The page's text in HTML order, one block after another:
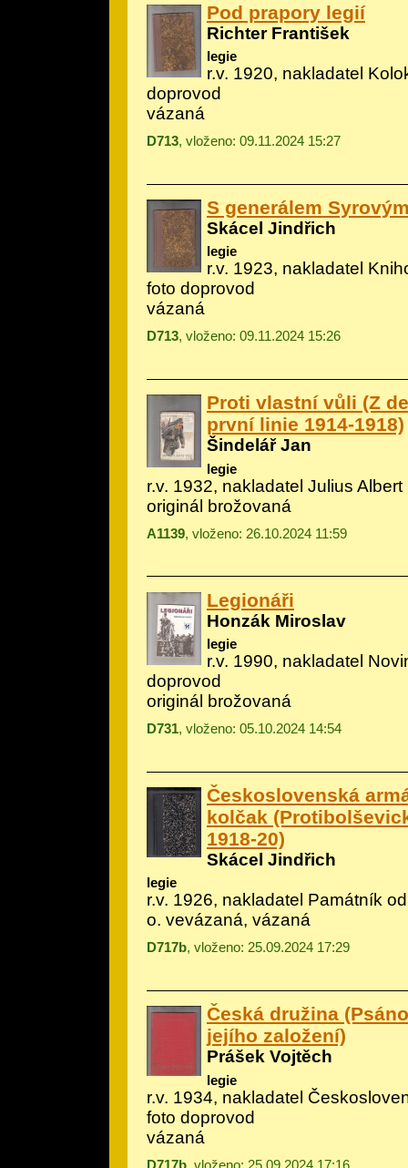
Pod prapory legií
Richter František
legie
r.v. 1920, nakladatel
doprovod
vázaná
D713, vloženo: 09.11.2024 15:27
S generálem
Skácel Jindřich
legie
r.v. 1923, nakladatel
foto doprovod
vázaná
D713, vloženo: 09.11.2024 15:26
Proti vlastní vůli (Z
první linie 1914-1918)
Šindelář Jan
legie
r.v. 1932, nakladatel Julius Albert
originál brožovaná
A1139, vloženo: 26.10.2024 11:59
Legionáři
Honzák Miroslav
legie
r.v. 1990, nakladatel
doprovod
originál brožovaná
D731, vloženo: 05.10.2024 14:54
Československá
kolčak
1918-20)
Skácel Jindřich
legie
r.v. 1926, nakladatel Památník
o. vevázaná, vázaná
D717b, vloženo: 25.09.2024 17:29
Česká družina
jejího založení)
Prášek Vojtěch
legie
r.v. 1934, nakladatel
foto doprovod
vázaná
D717b , vloženo: 25.09.2024 17:16